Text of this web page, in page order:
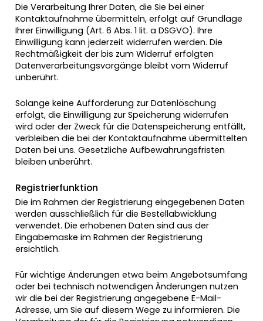
Die Verarbeitung Ihrer Daten, die Sie bei einer
Kontaktaufnahme übermitteln, erfolgt auf Grundlage
Ihrer Einwilligung (Art. 6 Abs. 1 lit. a DSGVO). Ihre
Einwilligung kann jederzeit widerrufen werden. Die
Rechtmäßigkeit der bis zum Widerruf erfolgten
Datenverarbeitungsvorgänge bleibt vom Widerruf
unberührt.
Solange keine Aufforderung zur Datenlöschung
erfolgt, die Einwilligung zur Speicherung widerrufen
wird oder der Zweck für die Datenspeicherung entfällt,
verbleiben die bei der Kontaktaufnahme übermittelten
Daten bei uns. Gesetzliche Aufbewahrungsfristen
bleiben unberührt.
Registrierfunktion
Die im Rahmen der Registrierung eingegebenen Daten
werden ausschließlich für die Bestellabwicklung
verwendet. Die erhobenen Daten sind aus der
Eingabemaske im Rahmen der Registrierung
ersichtlich.
Für wichtige Änderungen etwa beim Angebotsumfang
oder bei technisch notwendigen Änderungen nutzen
wir die bei der Registrierung angegebene E-Mail-
Adresse, um Sie auf diesem Wege zu informieren. Die